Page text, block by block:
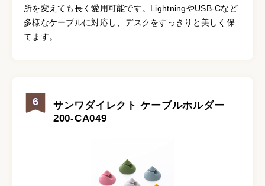
所を変えても長く愛用可能です。LightningやUSB-Cなど
多様なケーブルに対応し、デスクをすっきりと美しく保
てます。
6
サンワダイレクト ケーブルホルダー
200-CA049